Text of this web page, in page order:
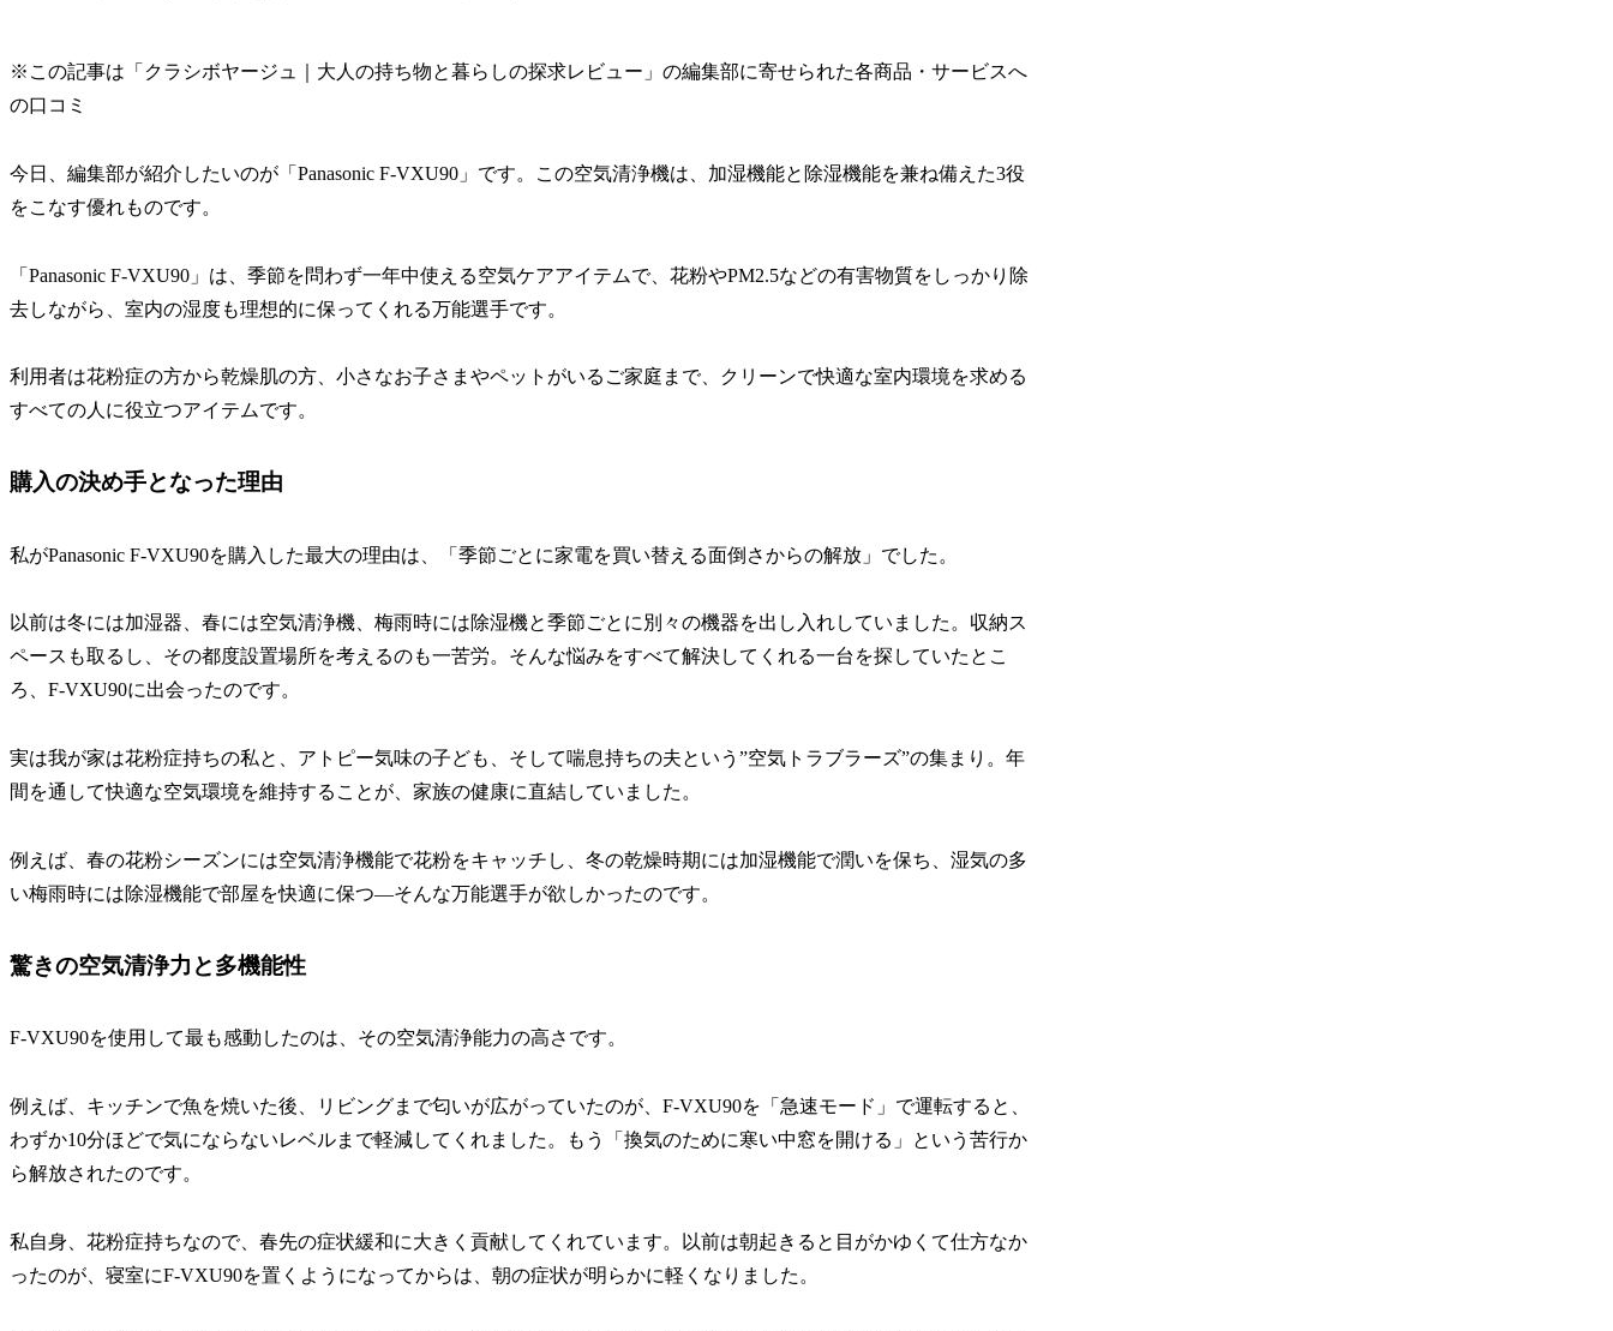
※この記事は「クラシボヤージュ｜大人の持ち物と暮らしの探求レビュー」の編集部に寄せられた各商品・サービスへ
の口コミ
今日、編集部が紹介したいのが「Panasonic F-VXU90」です。この空気清浄機は、加湿機能と除湿機能を兼ね備えた3役
をこなす優れものです。
「Panasonic F-VXU90」は、季節を問わず一年中使える空気ケアアイテムで、花粉やPM2.5などの有害物質をしっかり除
去しながら、室内の湿度も理想的に保ってくれる万能選手です。
利用者は花粉症の方から乾燥肌の方、小さなお子さまやペットがいるご家庭まで、クリーンで快適な室内環境を求める
すべての人に役立つアイテムです。
購入の決め手となった理由
私がPanasonic F-VXU90を購入した最大の理由は、「季節ごとに家電を買い替える面倒さからの解放」でした。
以前は冬には加湿器、春には空気清浄機、梅雨時には除湿機と季節ごとに別々の機器を出し入れしていました。収納ス
ペースも取るし、その都度設置場所を考えるのも一苦労。そんな悩みをすべて解決してくれる一台を探していたとこ
ろ、F-VXU90に出会ったのです。
実は我が家は花粉症持ちの私と、アトピー気味の子ども、そして喘息持ちの夫という”空気トラブラーズ”の集まり。年
間を通して快適な空気環境を維持することが、家族の健康に直結していました。
例えば、春の花粉シーズンには空気清浄機能で花粉をキャッチし、冬の乾燥時期には加湿機能で潤いを保ち、湿気の多
い梅雨時には除湿機能で部屋を快適に保つ—そんな万能選手が欲しかったのです。
驚きの空気清浄力と多機能性
F-VXU90を使用して最も感動したのは、その空気清浄能力の高さです。
例えば、キッチンで魚を焼いた後、リビングまで匂いが広がっていたのが、F-VXU90を「急速モード」で運転すると、
わずか10分ほどで気にならないレベルまで軽減してくれました。もう「換気のために寒い中窓を開ける」という苦行か
ら解放されたのです。
私自身、花粉症持ちなので、春先の症状緩和に大きく貢献してくれています。以前は朝起きると目がかゆくて仕方なか
ったのが、寝室にF-VXU90を置くようになってからは、朝の症状が明らかに軽くなりました。